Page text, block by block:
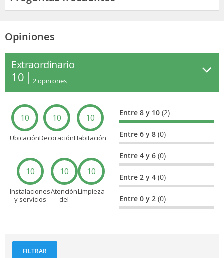
Opiniones
Extraordinario
10 2 opiniones
10
Ubicación
10
Decoración
10
Habitación
10
Instalaciones
y servicios
10
Atención
del
10
Limpieza
Entre 8 y 10(2)
Entre 6 y 8(0)
Entre 4 y 6(0)
Entre 2 y 4(0)
Entre 0 y 2(0)
FILTRAR